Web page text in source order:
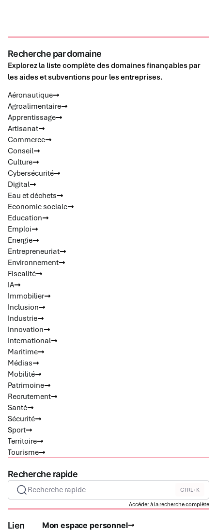
Recherche par domaine
Explorez la liste complète des domaines finançables par
les aides et subventions pour les entreprises.
Aéronautique
Agroalimentaire
Apprentissage
Artisanat
Commerce
Conseil
Culture
Cybersécurité
Digital
Eau et déchets
Economie sociale
Education
Emploi
Energie
Entrepreneuriat
Environnement
Fiscalité
IA
Immobilier
Inclusion
Industrie
Innovation
International
Maritime
Médias
Mobilité
Patrimoine
Recrutement
Santé
Sécurité
Sport
Territoire
Tourisme
Recherche rapide
Recherche rapide CTRL+K
Accéder à la recherche complète
Lien
Mon espace personnel